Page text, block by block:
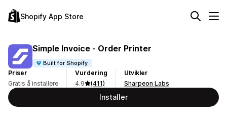
Shopify App Store
Simple Invoice ‑ Order Printer
Built for Shopify
Priser
Gratis å installere
Vurdering
4.9
(411)
Utvikler
Sharpeon Labs
Installer